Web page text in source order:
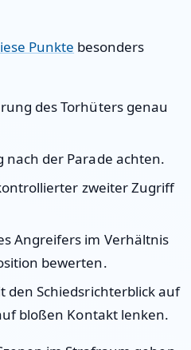
Punkte besonders
des Torhüters genau
nach der Parade achten.
zweiter Zugriff
Angreifers im Verhältnis
bewerten.
den Schiedsrichterblick auf
bloßen Kontakt lenken.